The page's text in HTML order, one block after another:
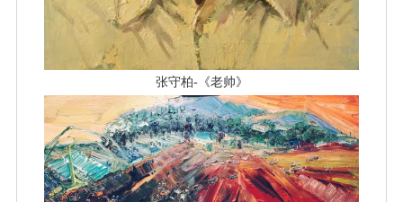
张守柏-《老帅》